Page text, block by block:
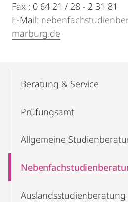
Fax : 0 64 21 / 28 - 2 31 81
E-Mail:
marburg.de
NavigationBeratung & Service
Prüfungsamt
Allgemeine
Auslandsstudienberatung